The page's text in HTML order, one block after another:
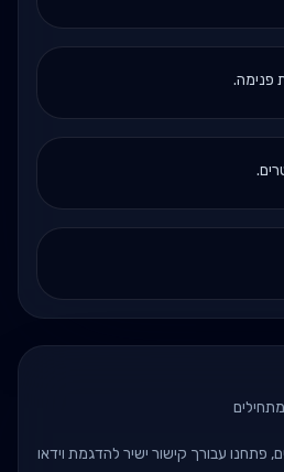
פנימה.
פתחנו עבורך קישור ישיר להדגמת וידאו